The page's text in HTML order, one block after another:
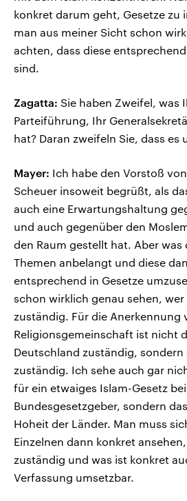
konkret darum geht, Gesetze zu
man aus meiner Sicht schon
achten, dass diese
sind.
Zagatta: Sie haben Zweifel, was
Parteiführung, Ihr
hat? Daran zweifeln Sie, dass es
Mayer: Ich habe den Vorstoß
Scheuer insoweit begrüßt, als
auch eine Erwartungshaltung
und auch gegenüber den
den Raum gestellt hat. Aber was
Themen anbelangt und diese
entsprechend in Gesetze
schon wirklich genau sehen,
zuständig. Für die Anerkennung
Religionsgemeinschaft ist nicht
Deutschland zuständig, sondern
zuständig. Ich sehe auch gar
für ein etwaiges Islam-Gesetz
Bundesgesetzgeber, sondern
Hoheit der Länder. Man muss
Einzelnen dann konkret
zuständig und was ist konkret
Verfassung umsetzbar.